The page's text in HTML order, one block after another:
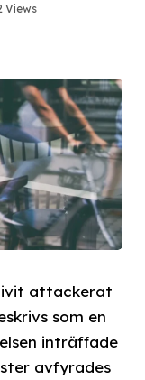
Views
attackerat
som en
inträffade
avfyrades